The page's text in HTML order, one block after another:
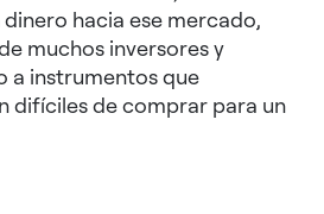
hacia ese mercado,
muchos inversores y
a instrumentos que
difíciles de comprar para un